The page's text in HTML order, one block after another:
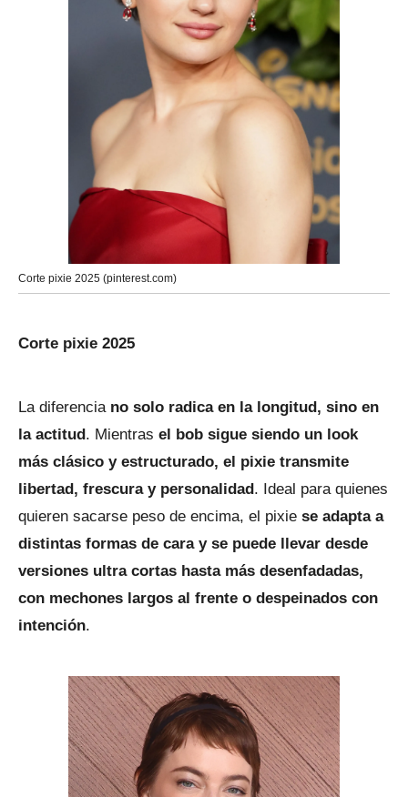
Corte pixie 2025 (pinterest.com)
Corte pixie 2025
La diferencia no solo radica en la longitud, sino en
la actitud. Mientras el bob sigue siendo un look
más clásico y estructurado, el pixie transmite
libertad, frescura y personalidad. Ideal para quienes
quieren sacarse peso de encima, el pixie se adapta a
distintas formas de cara y se puede llevar desde
versiones ultra cortas hasta más desenfadadas,
con mechones largos al frente o despeinados con
intención.